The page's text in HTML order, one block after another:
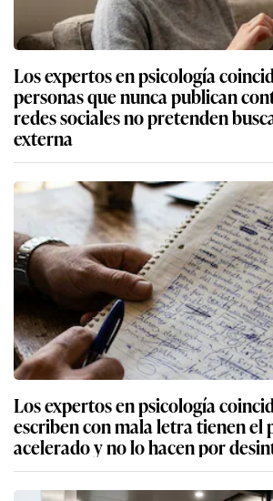
Los expertos en psicología
personas que nunca publican
redes sociales no pretenden
externa
Los expertos en psicología
escriben con mala letra tienen el
acelerado y no lo hacen por